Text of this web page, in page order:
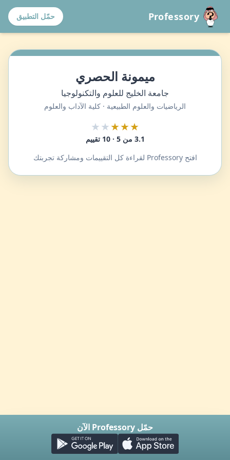
Professory حمّل التطبيق
ميمونة الحصري
جامعة الخليج للعلوم والتكنولوجيا
الرياضيات والعلوم الطبيعية · كلية الآداب والعلوم
★★★
★★
3.1 من 5 · 10 تقييم
افتح Professory لقراءة كل التقييمات ومشاركة تجربتك
حمّل Professory الآن